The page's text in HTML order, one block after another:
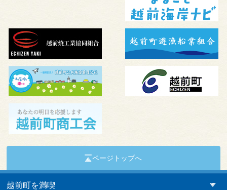
ページトップへ
越前町を満喫